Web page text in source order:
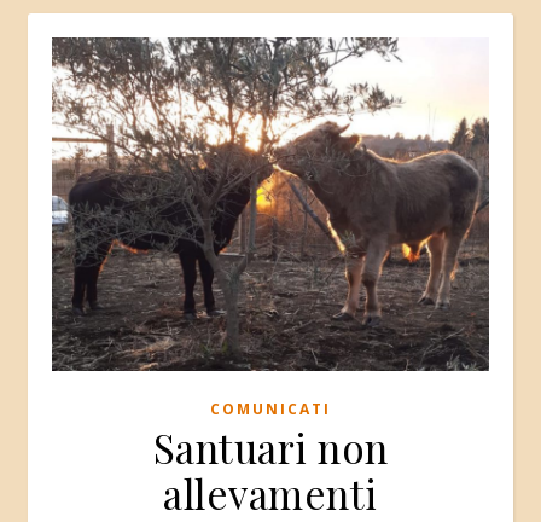
COMUNICATI
Santuari non
allevamenti